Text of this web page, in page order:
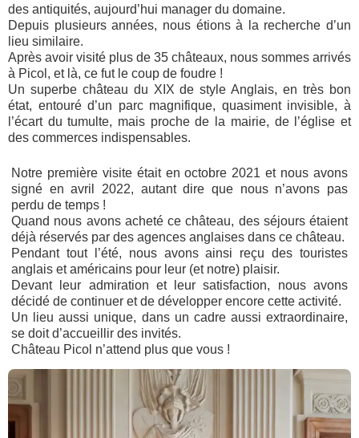
des antiquités, aujourd’hui manager du domaine.
Depuis plusieurs années, nous étions à la recherche d’un
lieu similaire.
Après avoir visité plus de 35 châteaux, nous sommes arrivés
à Picol, et là, ce fut le coup de foudre !
Un superbe château du XIX de style Anglais, en très bon
état, entouré d’un parc magnifique, quasiment invisible, à
l’écart du tumulte, mais proche de la mairie, de l’église et
des commerces indispensables.
Notre première visite était en octobre 2021 et nous avons
signé en avril 2022, autant dire que nous n’avons pas
perdu de temps !
Quand nous avons acheté ce château, des séjours étaient
déjà réservés par des agences anglaises dans ce château.
Pendant tout l’été, nous avons ainsi reçu des touristes
anglais et américains pour leur (et notre) plaisir.
Devant leur admiration et leur satisfaction, nous avons
décidé de continuer et de développer encore cette activité.
Un lieu aussi unique, dans un cadre aussi extraordinaire,
se doit d’accueillir des invités.
Château Picol n’attend plus que vous !